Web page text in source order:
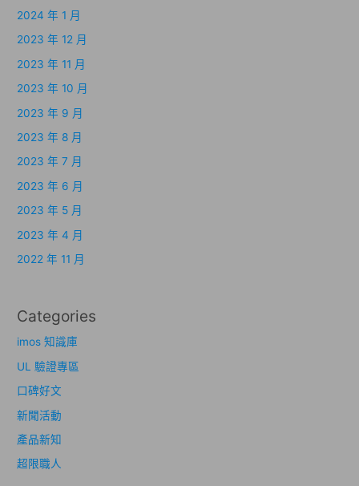
2024 年 1 月
2023 年 12 月
2023 年 11 月
2023 年 10 月
2023 年 9 月
2023 年 8 月
2023 年 7 月
2023 年 6 月
2023 年 5 月
2023 年 4 月
2022 年 11 月
Categories
imos 知識庫
UL 驗證專區
口碑好文
新聞活動
產品新知
超限職人